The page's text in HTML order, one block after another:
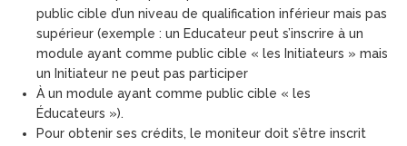
public cible d’un niveau de qualification inférieur mais pas
supérieur (exemple : un Educateur peut s’inscrire à un
module ayant comme public cible « les Initiateurs » mais
un Initiateur ne peut pas participer
À un module ayant comme public cible « les
Éducateurs »).
Pour obtenir ses crédits, le moniteur doit s’être inscrit